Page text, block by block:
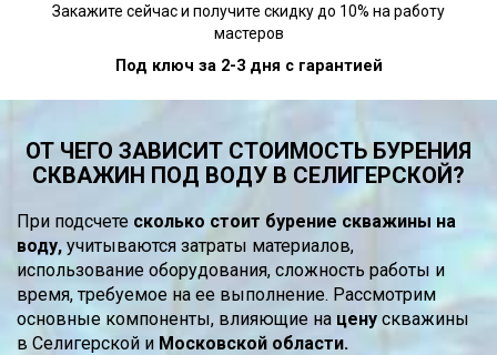
Закажите сейчас и получите скидку до 10% на работу
мастеров
Под ключ за 2-3 дня с гарантией
ОТ ЧЕГО ЗАВИСИТ СТОИМОСТЬ БУРЕНИЯ
СКВАЖИН ПОД ВОДУ В СЕЛИГЕРСКОЙ?
При подсчете сколько стоит бурение скважины на
воду, учитываются затраты материалов,
использование оборудования, сложность работы и
время, требуемое на ее выполнение. Рассмотрим
основные компоненты, влияющие на цену скважины
в Селигерской и Московской области.